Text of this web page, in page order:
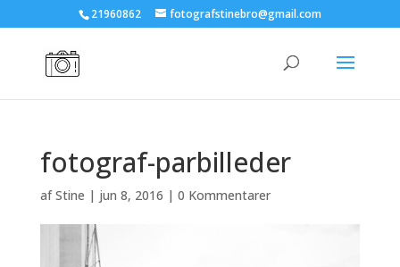
21960862 fotografstinebro@gmail.com
fotograf-parbilleder
afStine | jun 8, 2016 | 0 Kommentarer